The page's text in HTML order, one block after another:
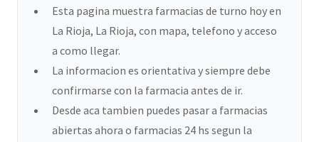
Esta pagina muestra farmacias de turno hoy en
La Rioja, La Rioja, con mapa, telefono y acceso
a como llegar.
La informacion es orientativa y siempre debe
confirmarse con la farmacia antes de ir.
Desde aca tambien puedes pasar a farmacias
abiertas ahora o farmacias 24 hs segun la